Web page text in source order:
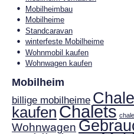
Mobilheimbau
Mobilheime
Standcaravan
winterfeste Mobilheime
Wohnmobil kaufen
Wohnwagen kaufen
Mobilheim
billige mobilheime
kaufenChalets
Wohnwagen